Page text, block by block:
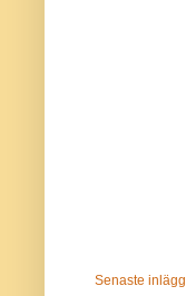
Senaste inlägg